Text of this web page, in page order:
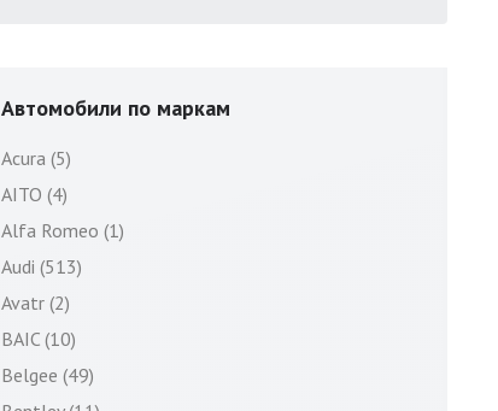
Автомобили по маркам
Acura (5)
AITO (4)
Alfa Romeo (1)
Audi (513)
Avatr (2)
BAIC (10)
Belgee (49)